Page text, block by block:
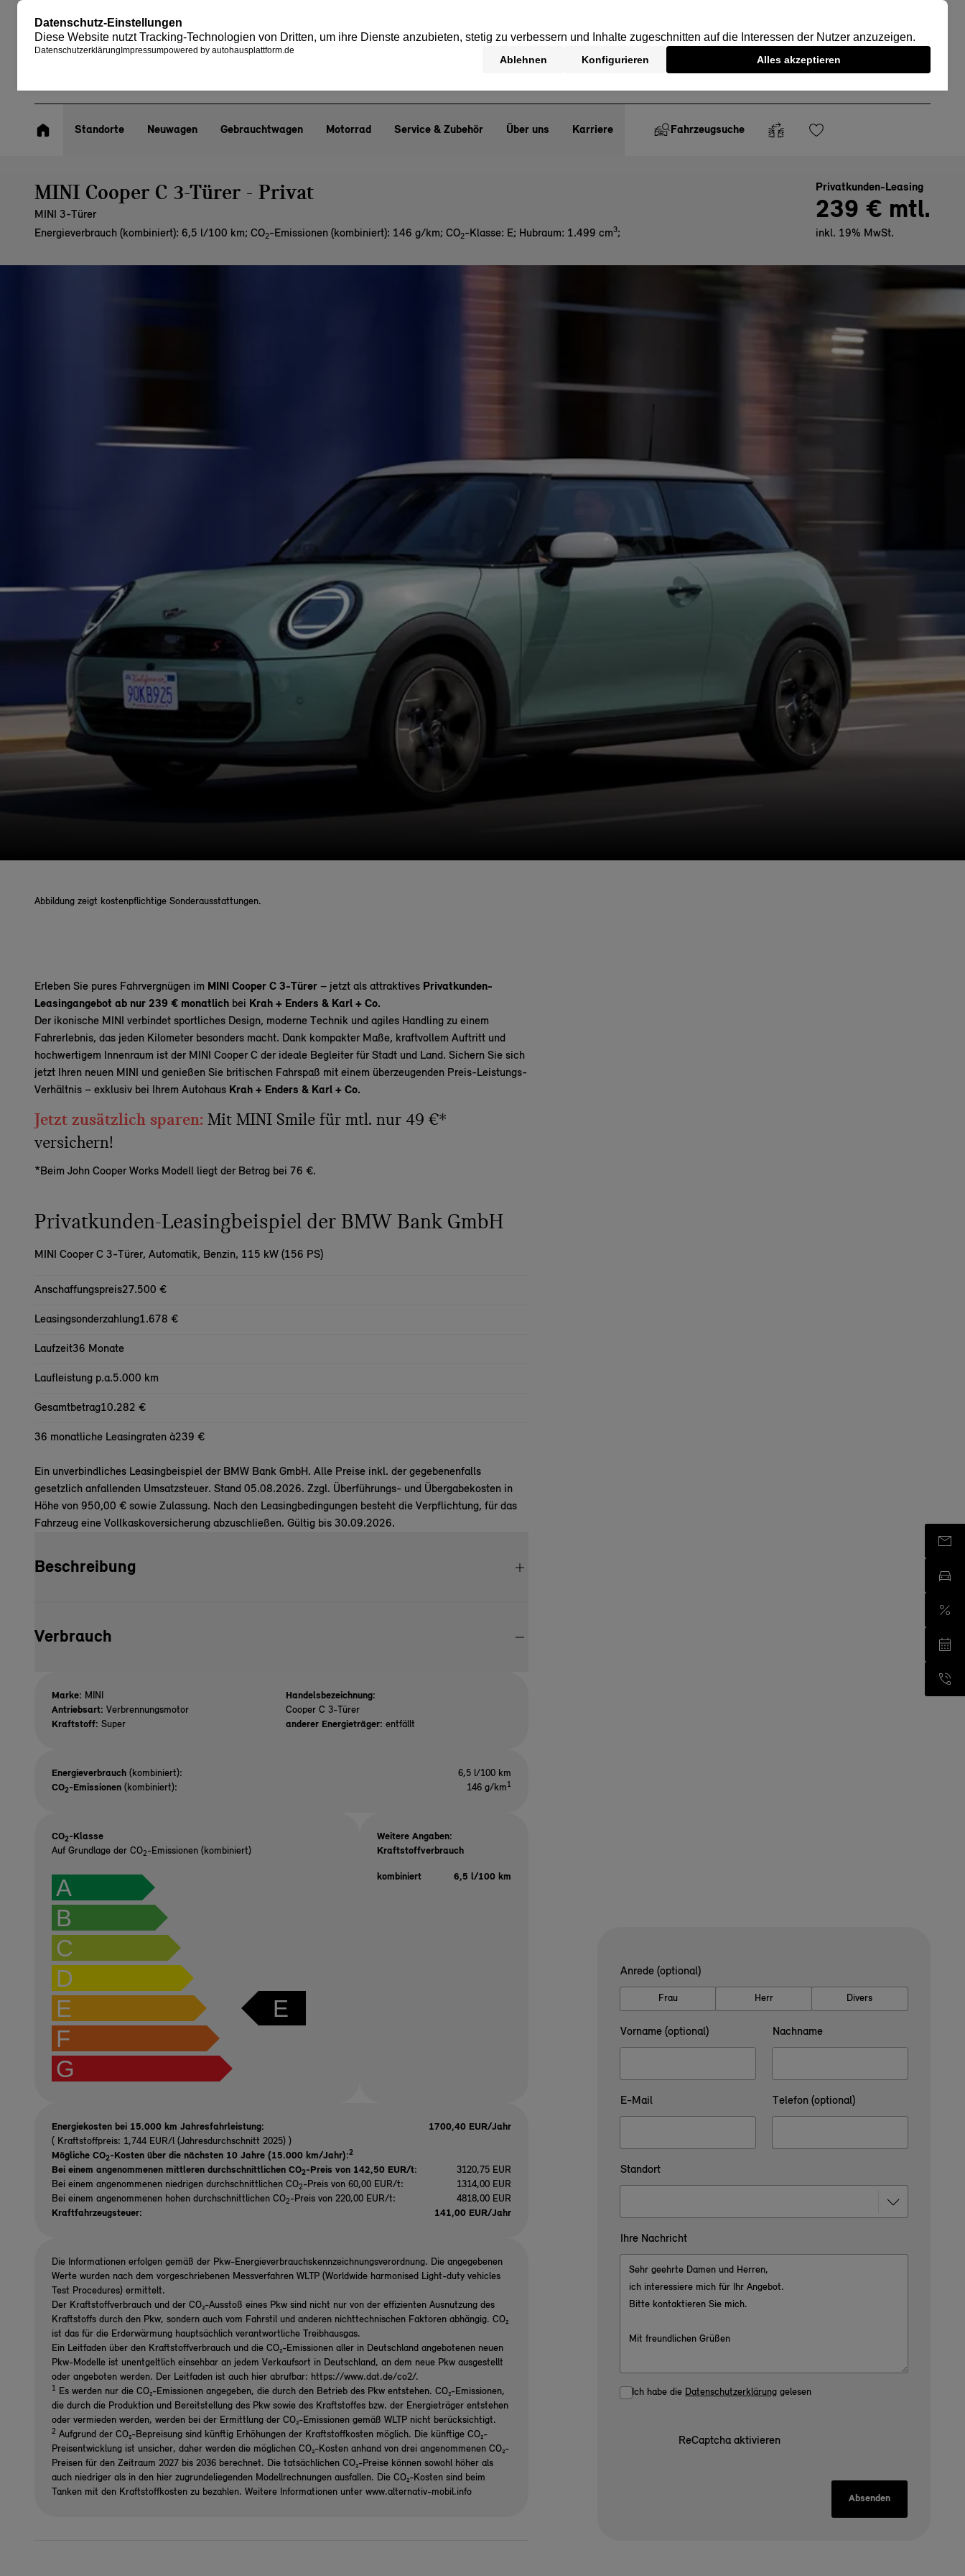
Standorte Neuwagen Gebrauchtwagen Motorrad Service & Zubehör Über uns Karriere Fahrzeugsuche
MINI Cooper C 3-Türer - Privat
MINI 3-Türer
Energieverbrauch (kombiniert): 6,5 l/100 km; CO2-Emissionen (kombiniert): 146 g/km; CO2-Klasse: E; Hubraum: 1.499 cm3;
Privatkunden-Leasing
239 € mtl.
inkl. 19% MwSt.
Abbildung zeigt kostenpflichtige Sonderausstattungen.
Erleben Sie pures Fahrvergnügen im MINI Cooper C 3-Türer – jetzt als attraktives Privatkunden-
Leasingangebot ab nur 239 € monatlich bei Krah + Enders & Karl + Co.
Der ikonische MINI verbindet sportliches Design, moderne Technik und agiles Handling zu einem
Fahrerlebnis, das jeden Kilometer besonders macht. Dank kompakter Maße, kraftvollem Auftritt und
hochwertigem Innenraum ist der MINI Cooper C der ideale Begleiter für Stadt und Land. Sichern Sie sich
jetzt Ihren neuen MINI und genießen Sie britischen Fahrspaß mit einem überzeugenden Preis-Leistungs-
Verhältnis – exklusiv bei Ihrem Autohaus Krah + Enders & Karl + Co.
Jetzt zusätzlich sparen: Mit MINI Smile für mtl. nur 49 €*
versichern!
*Beim John Cooper Works Modell liegt der Betrag bei 76 €.
Privatkunden-Leasingbeispiel der BMW Bank GmbH
MINI Cooper C 3-Türer, Automatik, Benzin, 115 kW (156 PS)
Anschaffungspreis27.500 €
Leasingsonderzahlung1.678 €
Laufzeit36 Monate
Laufleistung p.a.5.000 km
Gesamtbetrag10.282 €
36 monatliche Leasingraten à239 €
Ein unverbindliches Leasingbeispiel der BMW Bank GmbH. Alle Preise inkl. der gegebenenfalls
gesetzlich anfallenden Umsatzsteuer. Stand 05.08.2026. Zzgl. Überführungs- und Übergabekosten in
Höhe von 950,00 € sowie Zulassung. Nach den Leasingbedingungen besteht die Verpflichtung, für das
Fahrzeug eine Vollkaskoversicherung abzuschließen. Gültig bis 30.09.2026.
Beschreibung
Verbrauch
Marke: MINI
Antriebsart: Verbrennungsmotor
Kraftstoff: Super
Handelsbezeichnung:
Cooper C 3-Türer
anderer Energieträger: entfällt
Energieverbrauch (kombiniert):
6,5 l/100 km
CO2-Emissionen (kombiniert): 146 g/km1
CO2-Klasse
Auf Grundlage der CO2-Emissionen (kombiniert)
A
B
C
D
E
F
G
E
Weitere Angaben:
Kraftstoffverbrauch
kombiniert 6,5 l/100 km
Energiekosten bei 15.000 km Jahresfahrleistung:
1700,40 EUR/Jahr
( Kraftstoffpreis: 1,744 EUR/l (Jahresdurchschnitt 2025) )
Mögliche CO2-Kosten über die nächsten 10 Jahre (15.000 km/Jahr):2
Bei einem angenommenen mittleren durchschnittlichen CO2-Preis von 142,50 EUR/t:
3120,75 EUR
Bei einem angenommenen niedrigen durchschnittlichen CO2-Preis von 60,00 EUR/t:
1314,00 EUR
Bei einem angenommenen hohen durchschnittlichen CO2-Preis von 220,00 EUR/t:
4818,00 EUR
Kraftfahrzeugsteuer:
141,00 EUR/Jahr
Die Informationen erfolgen gemäß der Pkw-Energieverbrauchskennzeichnungsverordnung. Die angegebenen
Werte wurden nach dem vorgeschriebenen Messverfahren WLTP (Worldwide harmonised Light-duty vehicles
Test Procedures) ermittelt.
Der Kraftstoffverbrauch und der CO₂-Ausstoß eines Pkw sind nicht nur von der effizienten Ausnutzung des
Kraftstoffs durch den Pkw, sondern auch vom Fahrstil und anderen nichttechnischen Faktoren abhängig. CO₂
ist das für die Erderwärmung hauptsächlich verantwortliche Treibhausgas.
Ein Leitfaden über den Kraftstoffverbrauch und die CO₂-Emissionen aller in Deutschland angebotenen neuen
Pkw-Modelle ist unentgeltlich einsehbar an jedem Verkaufsort in Deutschland, an dem neue Pkw ausgestellt
oder angeboten werden. Der Leitfaden ist auch hier abrufbar: https://www.dat.de/co2/.
1 Es werden nur die CO₂-Emissionen angegeben, die durch den Betrieb des Pkw entstehen. CO₂-Emissionen,
die durch die Produktion und Bereitstellung des Pkw sowie des Kraftstoffes bzw. der Energieträger entstehen
oder vermieden werden, werden bei der Ermittlung der CO₂-Emissionen gemäß WLTP nicht berücksichtigt.
2 Aufgrund der CO₂-Bepreisung sind künftig Erhöhungen der Kraftstoffkosten möglich. Die künftige CO₂-
Preisentwicklung ist unsicher, daher werden die möglichen CO₂-Kosten anhand von drei angenommenen CO₂-
Preisen für den Zeitraum 2027 bis 2036 berechnet. Die tatsächlichen CO₂-Preise können sowohl höher als
auch niedriger als in den hier zugrundeliegenden Modellrechnungen ausfallen. Die CO₂-Kosten sind beim
Tanken mit den Kraftstoffkosten zu bezahlen. Weitere Informationen unter www.alternativ-mobil.info
Anrede (optional)
Frau Herr Divers
Vorname (optional) Nachname
E-Mail Telefon (optional)
Standort
Ihre Nachricht
Ich habe die Datenschutzerklärung gelesen
ReCaptcha aktivieren
Absenden